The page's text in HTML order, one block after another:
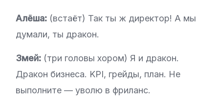
Алёша: (встаёт) Так ты ж директор! А мы
думали, ты дракон.
Змей: (три головы хором) Я и дракон.
Дракон бизнеса. KPI, грейды, план. Не
выполните — уволю в фриланс.